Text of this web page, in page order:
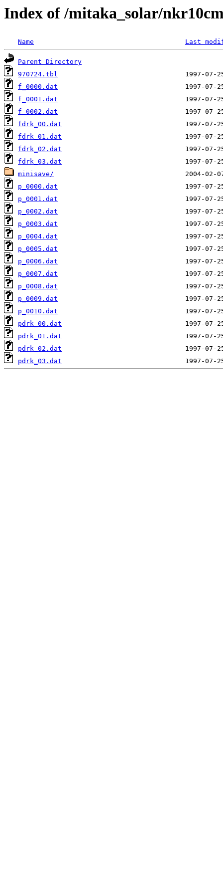
Index of /mitaka_solar/
Name Last
Parent Directory
970724.tbl
f_0000.dat
f_0001.dat
f_0002.dat
fdrk_00.dat
fdrk_01.dat
fdrk_02.dat
fdrk_03.dat
minisave/
p_0000.dat
p_0001.dat
p_0002.dat
p_0003.dat
p_0004.dat
p_0005.dat
p_0006.dat
p_0007.dat
p_0008.dat
p_0009.dat
p_0010.dat
pdrk_00.dat
pdrk_01.dat
pdrk_02.dat
pdrk_03.dat